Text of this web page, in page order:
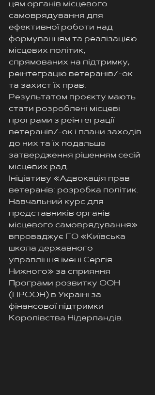
цям органів місцевого
самоврядування для
ефективної роботи над
формуванням та реалізацією
місцевих політик,
спрямованих на підтримку,
реінтеграцію ветеранів/-ок
та захист їх прав.
Результатом проєкту мають
стати розроблені місцеві
програми з реінтеграції
ветеранів/-ок і плани заходів
до них та їх подальше
затвердження рішенням сесій
місцевих рад.
Ініціативу «Адвокація прав
ветеранів: розробка політик.
Навчальний курс для
представників органів
місцевого самоврядування»
впроваджує ГО «Київська
школа державного
управління імені Сергія
Нижного» за сприяння
Програми розвитку ООН
(ПРООН) в Україні за
фінансової підтримки
Королівства Нідерландів.